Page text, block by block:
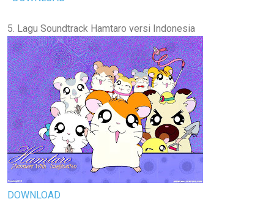
5. Lagu Soundtrack Hamtaro versi Indonesia
DOWNLOAD